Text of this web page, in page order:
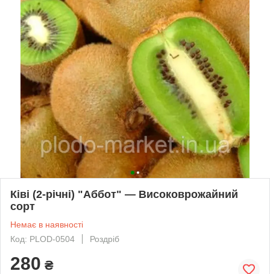
Ківі (2-річні) "Аббот" — Високоврожайний
сорт
Немає в наявності
Код: PLOD-0504
Роздріб
280 ₴